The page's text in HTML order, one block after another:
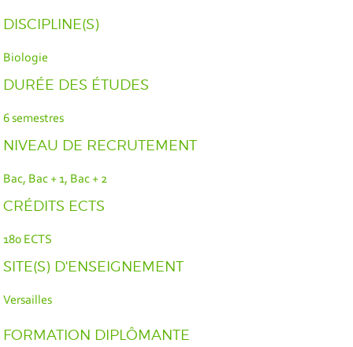
DISCIPLINE(S)
Biologie
DURÉE DES ÉTUDES
6 semestres
NIVEAU DE RECRUTEMENT
Bac, Bac + 1, Bac + 2
CRÉDITS ECTS
180 ECTS
SITE(S) D'ENSEIGNEMENT
Versailles
FORMATION DIPLÔMANTE